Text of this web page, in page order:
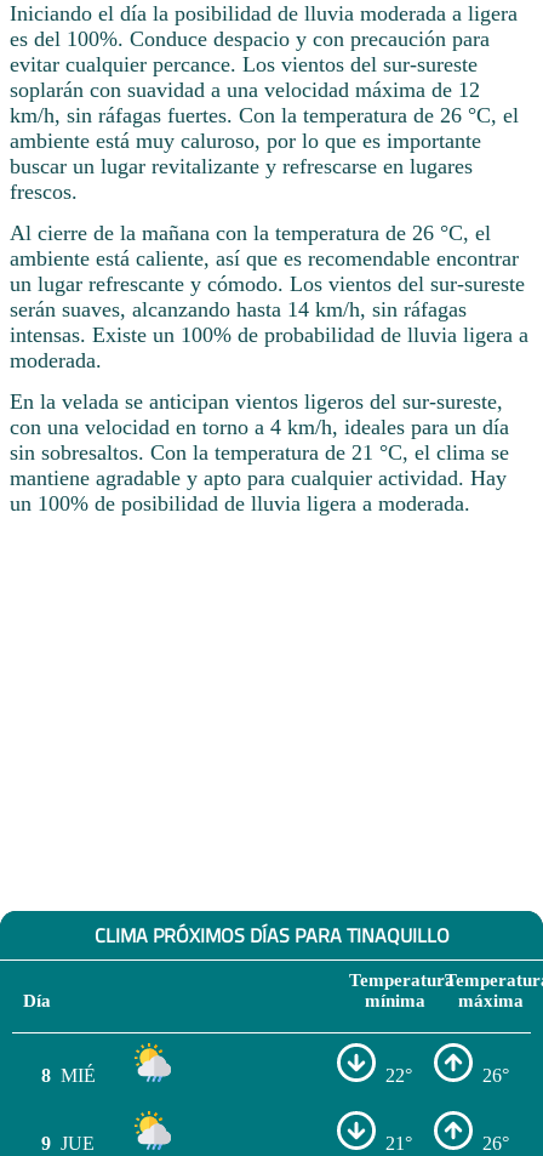
Iniciando el día la posibilidad de lluvia moderada a ligera
es del 100%. Conduce despacio y con precaución para
evitar cualquier percance. Los vientos del sur-sureste
soplarán con suavidad a una velocidad máxima de 12
km/h, sin ráfagas fuertes. Con la temperatura de 26 °C, el
ambiente está muy caluroso, por lo que es importante
buscar un lugar revitalizante y refrescarse en lugares
frescos.
Al cierre de la mañana con la temperatura de 26 °C, el
ambiente está caliente, así que es recomendable encontrar
un lugar refrescante y cómodo. Los vientos del sur-sureste
serán suaves, alcanzando hasta 14 km/h, sin ráfagas
intensas. Existe un 100% de probabilidad de lluvia ligera a
moderada.
En la velada se anticipan vientos ligeros del sur-sureste,
con una velocidad en torno a 4 km/h, ideales para un día
sin sobresaltos. Con la temperatura de 21 °C, el clima se
mantiene agradable y apto para cualquier actividad. Hay
un 100% de posibilidad de lluvia ligera a moderada.
CLIMA PRÓXIMOS DÍAS PARA TINAQUILLO
Día
Temperatura
mínima
máxima
8 MIÉ 22° 26°
9 JUE 21° 26°